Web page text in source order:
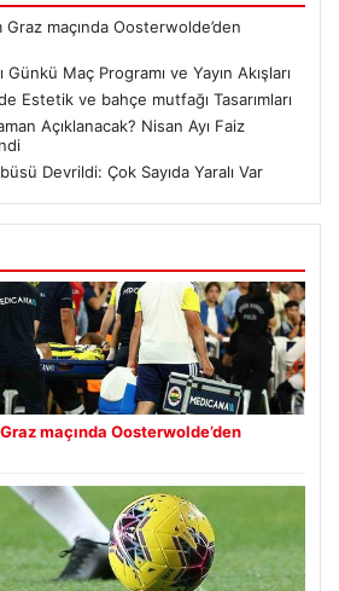
Graz maçında Oosterwolde’den
Maç Programı ve Yayın Akışları
Estetik ve bahçe mutfağı Tasarımları
Açıklanacak? Nisan Ayı Faiz
Devrildi: Çok Sayıda Yaralı Var
maçında Oosterwolde’den